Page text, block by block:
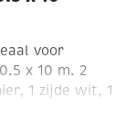
voor
x 10 m. 2
1 zijde wit, 1